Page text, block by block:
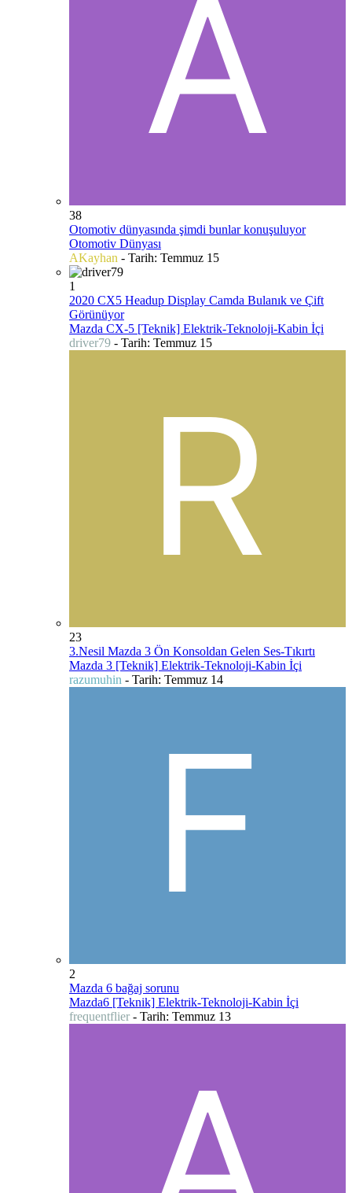
38
Otomotiv dünyasında şimdi bunlar konuşuluyor
Otomotiv Dünyası
AKayhan - Tarih: Temmuz 15
1
2020 CX5 Headup Display Camda Bulanık ve Çift
Görünüyor
Mazda CX-5 [Teknik] Elektrik-Teknoloji-Kabin İçi
driver79 - Tarih: Temmuz 15
23
3.Nesil Mazda 3 Ön Konsoldan Gelen Ses-Tıkırtı
Mazda 3 [Teknik] Elektrik-Teknoloji-Kabin İçi
razumuhin - Tarih: Temmuz 14
2
Mazda 6 bağaj sorunu
Mazda6 [Teknik] Elektrik-Teknoloji-Kabin İçi
frequentflier - Tarih: Temmuz 13